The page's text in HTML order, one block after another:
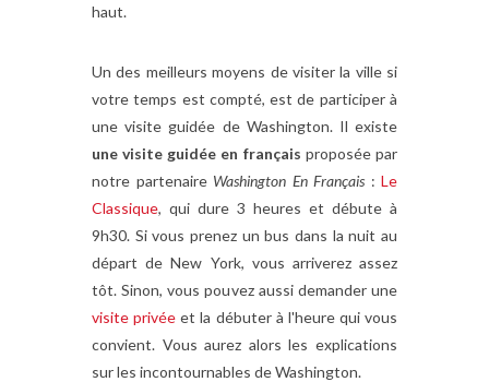
haut.
Un des meilleurs moyens de visiter la ville si
votre temps est compté, est de participer à
une visite guidée de Washington. Il existe
une visite guidée en français proposée par
notre partenaire Washington En Français : Le
Classique, qui dure 3 heures et débute à
9h30. Si vous prenez un bus dans la nuit au
départ de New York, vous arriverez assez
tôt. Sinon, vous pouvez aussi demander une
visite privée et la débuter à l'heure qui vous
convient. Vous aurez alors les explications
sur les incontournables de Washington.